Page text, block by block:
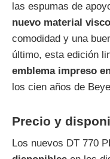
las espumas de
nuevo material
comodidad y una
último, esta edición
emblema impreso
los cien años de
Precio y
Los nuevos DT 770